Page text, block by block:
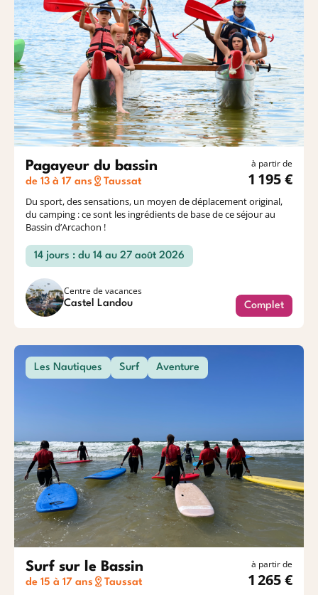
Pagayeur du bassin
de 13 à 17 ans Taussat
à partir de
1 195 €
Du sport, des sensations, un moyen de déplacement original,
du camping : ce sont les ingrédients de base de ce séjour au
Bassin d’Arcachon !
14 jours : du 14 au 27 août 2026
Centre de vacances
Castel Landou Complet
Les Nautiques Surf Aventure
Surf sur le Bassin
de 15 à 17 ans Taussat
à partir de
1 265 €